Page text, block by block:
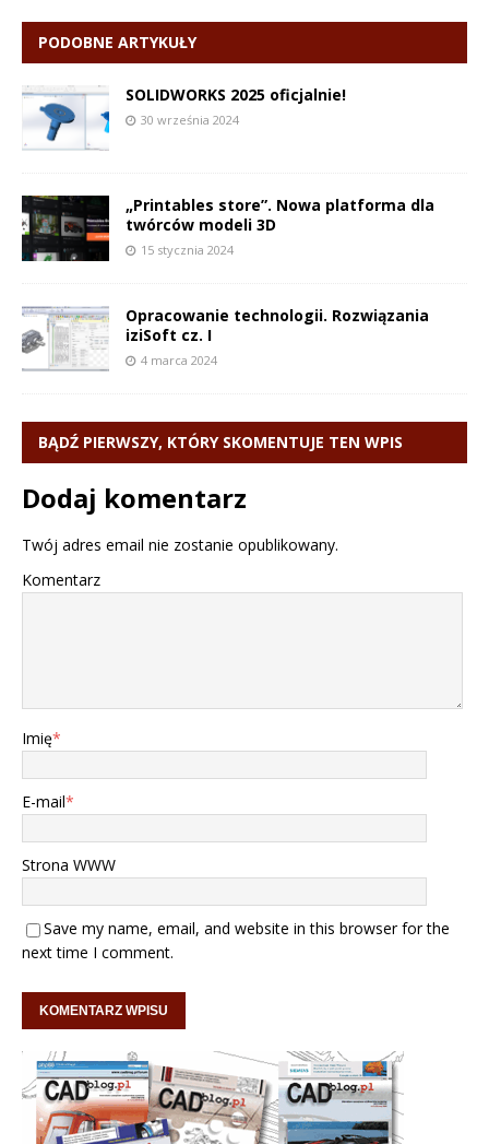
PODOBNE ARTYKUŁY
SOLIDWORKS 2025 oficjalnie!
30 września 2024
„Printables store”. Nowa platforma dla
twórców modeli 3D
15 stycznia 2024
Opracowanie technologii. Rozwiązania
iziSoft cz. I
4 marca 2024
BĄDŹ PIERWSZY, KTÓRY SKOMENTUJE TEN WPIS
Dodaj komentarz
Twój adres email nie zostanie opublikowany.
Komentarz
Imię*
E-mail*
Strona WWW
Save my name, email, and website in this browser for the
next time I comment.